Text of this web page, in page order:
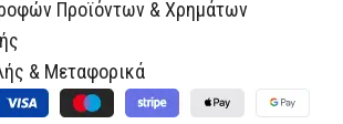
Προϊόντων & Χρημάτων
& Μεταφορικά